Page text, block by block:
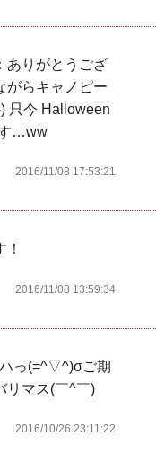
ありがとうござ
がらキャノピー
只今 Halloween
…ww
2016/11/08 17:53:21
2016/11/08 13:59:34
っ(=^▽^)σご期
マス(￣^￣)ゞ
2016/10/26 23:11:22